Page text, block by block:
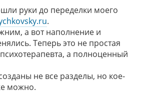
руки до переделки моего
.
а вот наполнение и
Теперь это не простая
а полноценный
не все разделы, но кое-
можно.